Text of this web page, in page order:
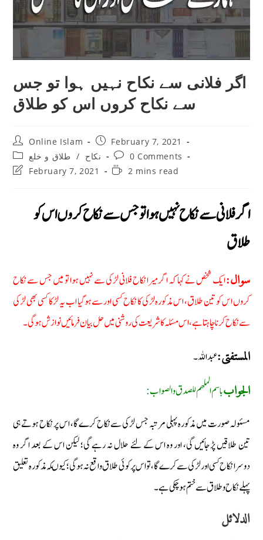
اگر فلانى سے نکاح نہیں ہوا تو جس
سے نکاح کروں اس کو طلاق
Post
author:
Online Islam
Post
published:
February 7, 2021
Post
category:
نکاح / طلاق و خلع
Post
comments:
0 Comments
PostFebruary 7, 2021
Reading2 mins read
اگر فلانى سے نکاح نہیں ہوا تو جس سے نکاح کروں اس کو
طلاق
سوال:ایک شخص نے کہا کہ اگر میرا نکاح فلانى لڑکی سے نہیں ہوا تو میں جس سے نکاح
کروں اس کو تین طلاق، اس مذکورہ لڑکی کا نکاح کسی اور سے ہوگیا اب یہ لڑکا کسی بھی لڑکی
سے نکاح کرنا چاہتا ہے، اس مسئلہ کا شریعت کی روشنی میں حل بیان فرمائیں نوازش ہوگی۔
المستفتی:عبد اللہ۔
الجوابباسم الملھم للصدق والصواب:
مسئولہ صورت میں مذکورہ پہلی مرتبہ جس لڑکی سےنکاح کرے گا، اس پر نکاح ہوتے ہی
تین طلاقیں پڑجائیں گی، اور وہ اس کے لئے حلال نہ رہے گی؛ لیکن اس کے بعد اگر وہ
دوسرا نکاح کسی اور لڑکی سے کرے گا، تو اس پر کوئی طلاق واقع نہ ہوگی؛ کیوںکہ مذکورہ تعلیق
پہلےنکاح وطلاق سے ختم ہوچکی ہے۔
الدلائل